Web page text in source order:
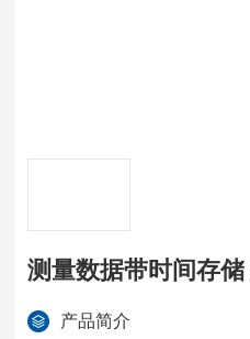
产品简介